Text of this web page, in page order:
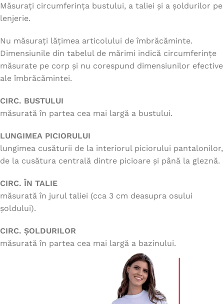
Măsurați circumferința bustului, a taliei și a șoldurilor pe
lenjerie.
Nu măsurați lățimea articolului de îmbrăcăminte.
Dimensiunile din tabelul de mărimi indică circumferințe
măsurate pe corp și nu corespund dimensiunilor efective
ale îmbrăcămintei.
CIRC. BUSTULUI
măsurată în partea cea mai largă a bustului.
LUNGIMEA PICIORULUI
lungimea cusăturii de la interiorul piciorului pantalonilor,
de la cusătura centrală dintre picioare și până la gleznă.
CIRC. ÎN TALIE
măsurată în jurul taliei (cca 3 cm deasupra osului
șoldului).
CIRC. ȘOLDURILOR
măsurată în partea cea mai largă a bazinului.